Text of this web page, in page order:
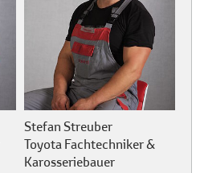
Stefan Streuber
Toyota Fachtechniker &
Karosseriebauer